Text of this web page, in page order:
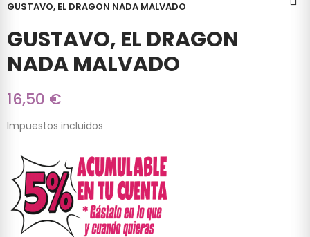
GUSTAVO, EL DRAGON NADA MALVADO
GUSTAVO, EL DRAGON
NADA MALVADO
16,50 €
Impuestos incluidos